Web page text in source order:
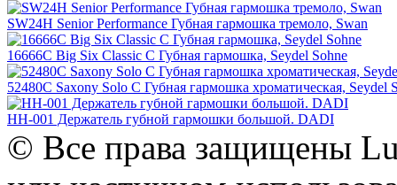
SW24H Senior Performance Губная гармошка тремоло, Swan
16666C Big Six Classic C Губная гармошка, Seydel Sohne
52480C Saxony Solo C Губная гармошка хроматическая, Seydel
HH-001 Держатель губной гармошки большой. DADI
© Все права защищены